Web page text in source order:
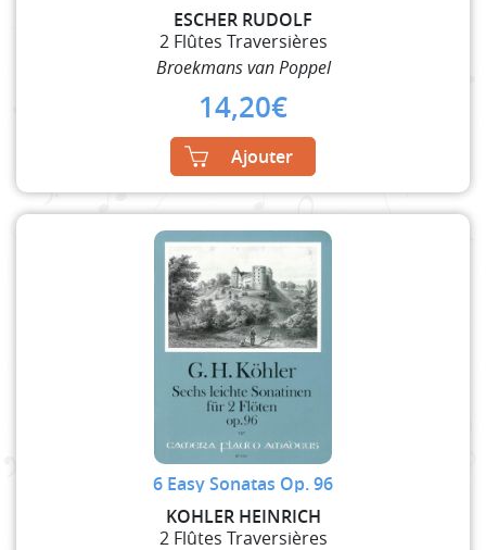
ESCHER RUDOLF
2 Flûtes Traversières
Broekmans van Poppel
14,20€
Ajouter
6 Easy Sonatas Op. 96
KOHLER HEINRICH
2 Flûtes Traversières